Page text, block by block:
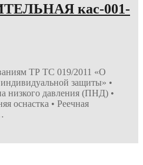
кас-001-
ТР ТС 019/2011 «О
индивидуальной защиты» •
низкого давления (ПНД) •
оснастка • Реечная